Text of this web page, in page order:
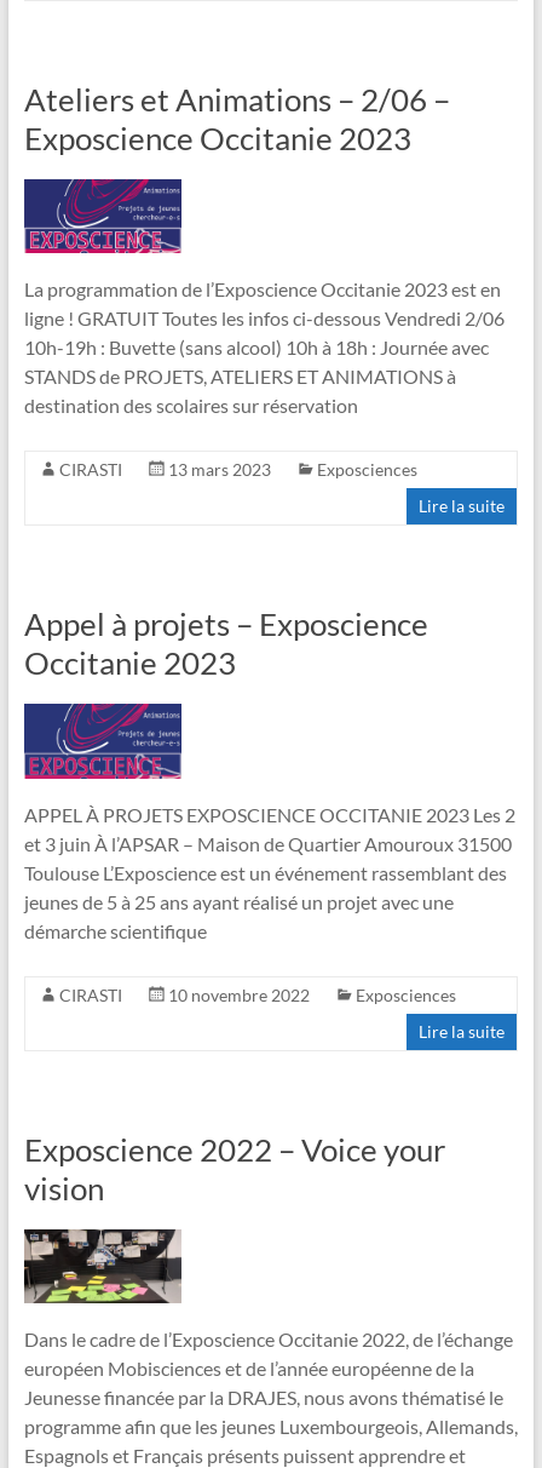
Ateliers et Animations – 2/06 –
Exposcience Occitanie 2023
La programmation de l’Exposcience Occitanie 2023 est en
ligne ! GRATUIT Toutes les infos ci-dessous Vendredi 2/06
10h-19h : Buvette (sans alcool) 10h à 18h : Journée avec
STANDS de PROJETS, ATELIERS ET ANIMATIONS à
destination des scolaires sur réservation
CIRASTI 13 mars 2023
Exposciences
Lire la suite
Appel à projets – Exposcience
Occitanie 2023
APPEL À PROJETS EXPOSCIENCE OCCITANIE 2023 Les 2
et 3 juin À l’APSAR – Maison de Quartier Amouroux 31500
Toulouse L’Exposcience est un événement rassemblant des
jeunes de 5 à 25 ans ayant réalisé un projet avec une
démarche scientifique
CIRASTI 10 novembre 2022
Exposciences
Lire la suite
Exposcience 2022 – Voice your
vision
Dans le cadre de l’Exposcience Occitanie 2022, de l’échange
européen Mobisciences et de l’année européenne de la
Jeunesse financée par la DRAJES, nous avons thématisé le
programme afin que les jeunes Luxembourgeois, Allemands,
Espagnols et Français présents puissent apprendre et